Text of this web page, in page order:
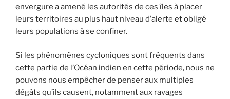
envergure a amené les autorités de ces îles à placer
leurs territoires au plus haut niveau d’alerte et obligé
leurs populations à se confiner.
Si les phénomènes cycloniques sont fréquents dans
cette partie de l’Océan indien en cette période, nous ne
pouvons nous empêcher de penser aux multiples
dégâts qu’ils causent, notamment aux ravages